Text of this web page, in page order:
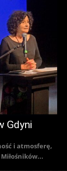
Gdyni
i atmosferę,